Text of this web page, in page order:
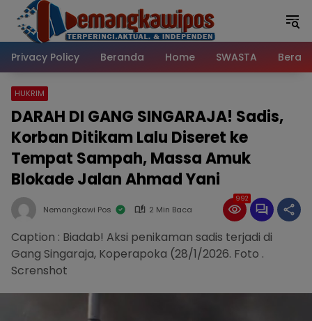
Langsung
konten
Privacy Policy
Beranda Home SWASTA
HUKRIM
DARAH DI GANG SINGARAJA! Sadis,
Korban Ditikam Lalu Diseret ke
Tempat Sampah, Massa Amuk
Blokade Jalan Ahmad Yani
Nemangkawi Pos 2 Min Baca
992
Caption : Biadab! Aksi penikaman sadis terjadi di
Gang Singaraja, Koperapoka (28/1/2026. Foto .
Screnshot